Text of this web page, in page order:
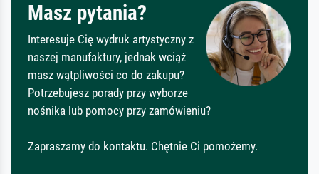
Masz pytania?
Interesuje Cię wydruk artystyczny z
naszej manufaktury, jednak wciąż
masz wątpliwości co do zakupu?
Potrzebujesz porady przy wyborze
nośnika lub pomocy przy zamówieniu?
Zapraszamy do kontaktu. Chętnie Ci pomożemy.